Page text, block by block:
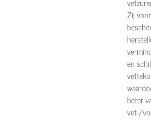
Zij
en
beter
vet-/